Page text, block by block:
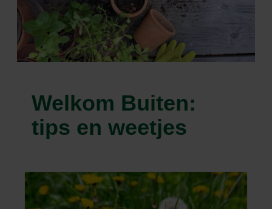
Welkom Buiten:
tips en weetjes